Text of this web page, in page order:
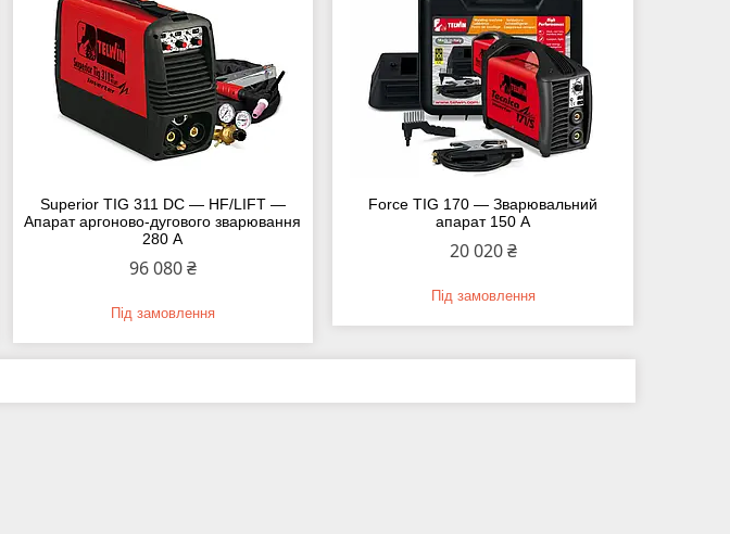
Superior TIG 311 DC — HF/LIFT —
Апарат аргоново-дугового зварювання
280 А
96 080 ₴
Під замовлення
Force TIG 170 — Зварювальний
апарат 150 A
20 020 ₴
Під замовлення